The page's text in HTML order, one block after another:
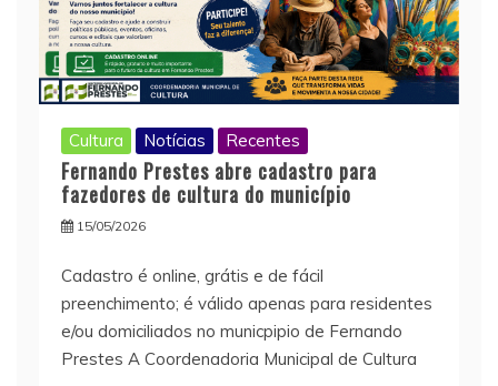
Cultura Notícias Recentes
Fernando Prestes abre cadastro para
fazedores de cultura do município
15/05/2026
Cadastro é online, grátis e de fácil
preenchimento; é válido apenas para residentes
e/ou domiciliados no municpipio de Fernando
Prestes A Coordenadoria Municipal de Cultura